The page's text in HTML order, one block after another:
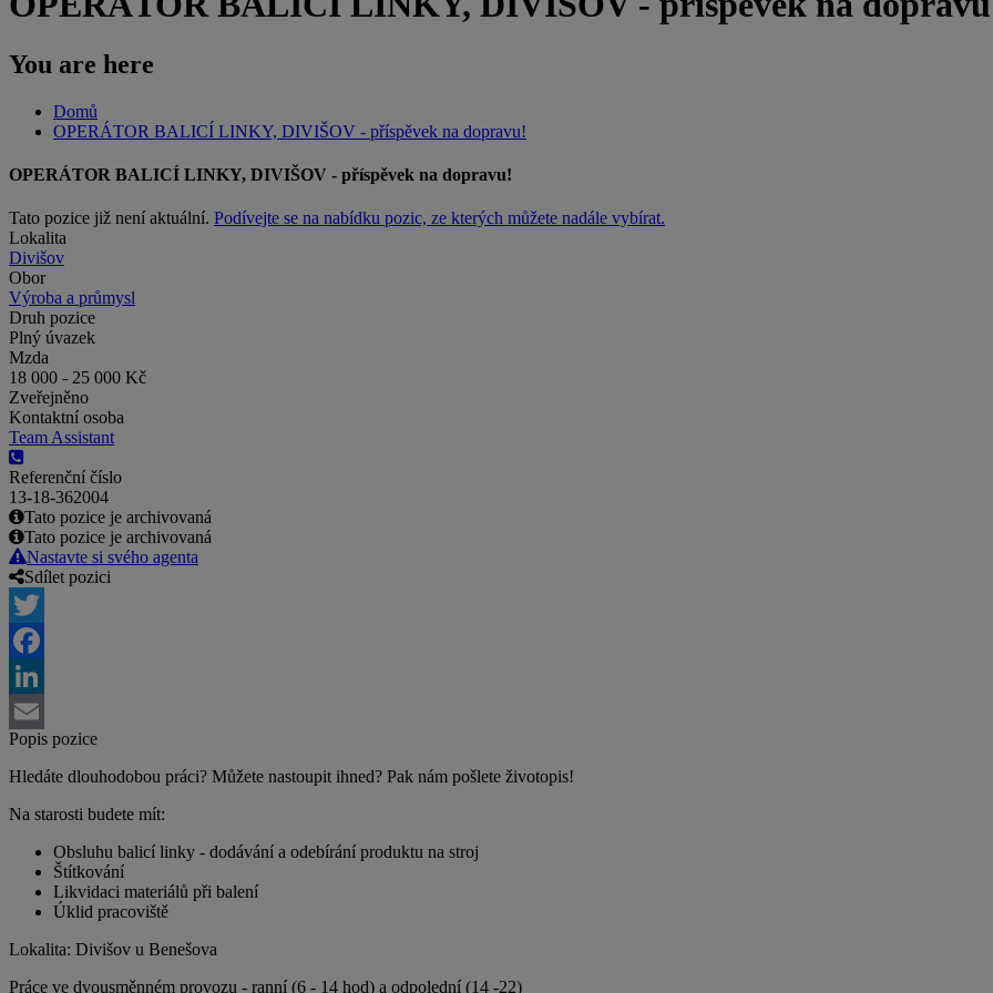
You are here
Domů
OPERÁTOR BALICÍ LINKY, DIVIŠOV - příspěvek na dopravu!
OPERÁTOR BALICÍ LINKY, DIVIŠOV - příspěvek na dopravu!
Tato pozice již není aktuální. Podívejte se na nabídku pozic, ze kterých můžete nadále vybírat.
Lokalita
Divišov
Obor
Výroba a průmysl
Druh pozice
Plný úvazek
Mzda
18 000 - 25 000 Kč
Zveřejněno
Kontaktní osoba
Team Assistant
Referenční číslo
13-18-362004
Tato pozice je archivovaná
Tato pozice je archivovaná
Nastavte si svého agenta
Sdílet pozici
Twitter
Facebook
LinkedIn
Email
Popis pozice
Hledáte dlouhodobou práci? Můžete nastoupit ihned? Pak nám pošlete životopis!
Na starosti budete mít:
Obsluhu balicí linky - dodávání a odebírání produktu na stroj
Štítkování
Likvidaci materiálů při balení
Úklid pracoviště
Lokalita: Divišov u Benešova
Práce ve dvousměnném provozu - ranní (6 - 14 hod) a odpolední (14 -22)